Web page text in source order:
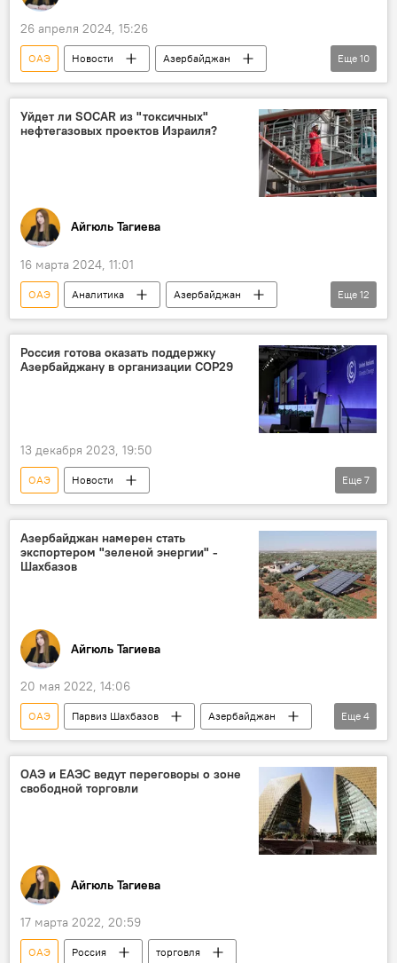
26 апреля 2024, 15:26
ОАЭ Новости
Азербайджан
Каспий
месторождение "Абшерон"
TotalEnergies
Сделка
ADNOC
Участие
Газ
Энергетика
Еще 10
Уйдет ли SOCAR из "токсичных"
нефтегазовых проектов Израиля?
Айгюль Тагиева
16 марта 2024, 11:01
ОАЭ Аналитика
Азербайджан
SOCAR
Израиль
Ближний Восток
Нефтяная компания BP
Поставки газа
Энергетика
Экономика
Еще 12
Россия готова оказать поддержку
Азербайджану в организации COP29
13 декабря 2023, 19:50
ОАЭ
Новости
спецпредставитель президента РФ по вопросам климата Руслан Эдельгериев
Россия
29-я Конференция ООН об изменении климата
Поддержка
Еще 7
Азербайджан намерен стать
экспортером "зеленой энергии" -
Шахбазов
Айгюль Тагиева
20 мая 2022, 14:06
ОАЭ Парвиз Шахбазов
Азербайджан
Гарадагский район
"зеленая энергетика"
Объединенные Арабские Эмираты
энергетика
Еще 4
ОАЭ и ЕАЭС ведут переговоры о зоне
свободной торговли
Айгюль Тагиева
17 марта 2022, 20:59
ОАЭ Россия торговля